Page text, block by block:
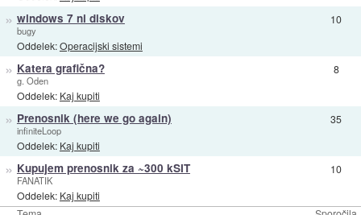
» windows 7 ni diskov
bugy
Oddelek:Operacijski sistemi
10
» Katera grafična?
g. Oden
Oddelek: Kaj kupiti
8
» Prenosnik (here we go again)
infiniteLoop
Oddelek: Kaj kupiti
35
» Kupujem prenosnik za ~300 kSIT
FANATIK
Oddelek: Kaj kupiti
10